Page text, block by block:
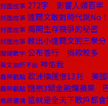
封面故事 272字 影響人類百年
封面故事 達爾文敢對時代說No！
封面故事 揭開生存競爭的秘密
封面故事 教出小達爾文的三學分
關鍵數字 公布善行 捐款較多
英文無所不談 神佑我
霸榮觀點 歐洲換匯借13兆 美國
霸榮觀點 錯抱3顆金融爛蘋果
商周書摘 這就是全天下散戶都